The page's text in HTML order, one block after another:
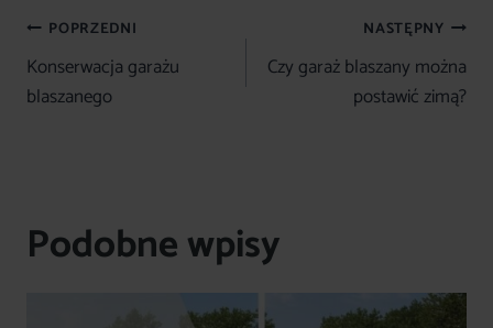
Nawigacja
wpisu
POPRZEDNI
Konserwacja garażu
blaszanego
NASTĘPNY
Czy garaż blaszany można
postawić zimą?
Podobne wpisy